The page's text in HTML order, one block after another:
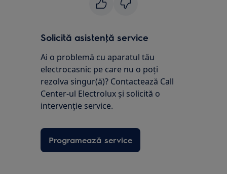
Solicită asistenţă service
Ai o problemă cu aparatul tău
electrocasnic pe care nu o poţi
rezolva singur(ă)? Contactează Call
Center-ul Electrolux și solicită o
intervenţie service.
Programează service